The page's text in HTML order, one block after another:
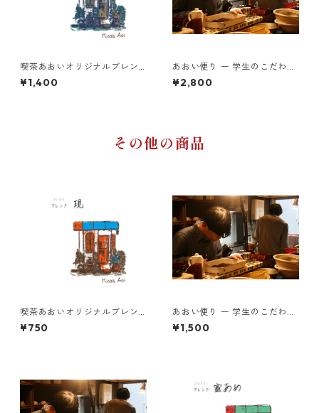
喫茶あおいオリジナルブレン
ド 黒森 200g
¥1,400
あおい便り ー 学生のこだわり
とともに届く、月に一度の珈
琲時間 ー200g×2種類(豆)
¥2,800
その他の商品
喫茶あおいオリジナルブレン
ド 現 100g
¥750
あおい便り ー 学生のこだわり
とともに届く、月に一度の珈
琲時間 ー100g×2種類(豆)
¥1,500